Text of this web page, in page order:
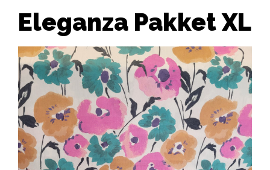
Eleganza Pakket XL